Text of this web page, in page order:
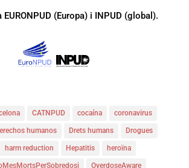
(Europa) i INPUD (global).
CATNPUD cocaína coronavirus
humanos Drets humans Drogues
harm reduction Hepatitis heroïna
OverdoseAware